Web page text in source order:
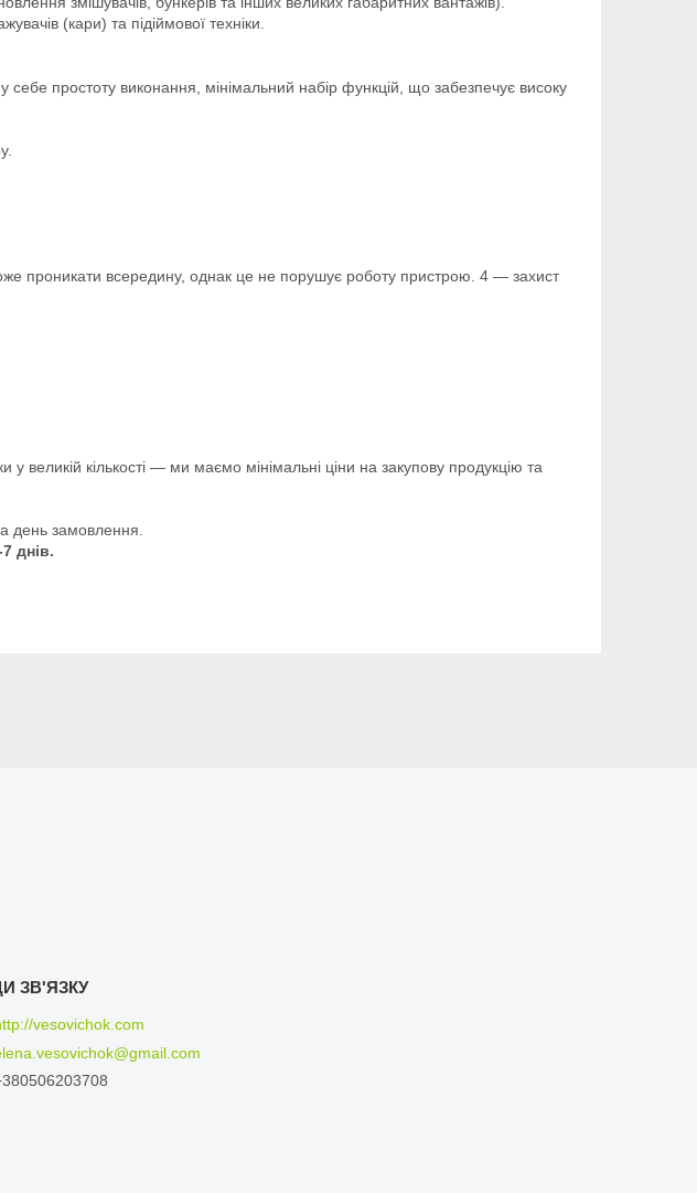
(кари) та підіймової техніки.
у себе простоту виконання, мінімальний набір функцій, що забезпечує високу
проникати всередину, однак це не порушує роботу пристрою. 4 — захист
великій кількості — ми маємо мінімальні ціни на закупову продукцію та
день замовлення.
днів.
vesovichok.com